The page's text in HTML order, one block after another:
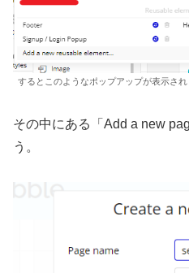
するとこのようなポップアップが表示され
その中にある「Add a new
う。